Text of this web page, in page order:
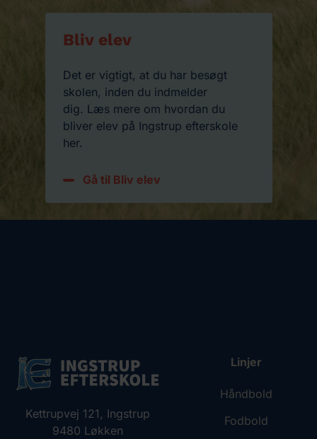
Bliv elev
Det er vigtigt, at du har besøgt
skolen, inden du indmelder
dig. Læs mere om hvordan du
bliver elev på Ingstrup efterskole
her.
Gå til Bliv elev
Kettrupvej 121, Ingstrup
9480 Løkken
Linjer
Håndbold
Fodbold